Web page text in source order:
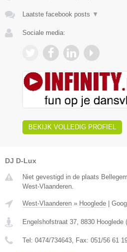
Laatste facebook posts ▼
Sociale media:
BEKIJK VOLLEDIG PROFIEL
DJ D-Lux
Niet gevestigd in de plaats
West-Vlaanderen.
West-Vlaanderen » Hooglede
Engelshofstraat 37, 8830 Hooglede (
Tel: 0474/734643, Fax: 051/56 61